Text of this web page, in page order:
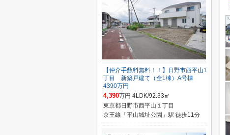
【仲介手数料無料！！】日野市西平山1
丁目 新築戸建て（全1棟）A号棟
4390万円
4,390万円 4LDK/92.33㎡
東京都日野市西平山１丁目
京王線「平山城址公園」駅 徒歩11分